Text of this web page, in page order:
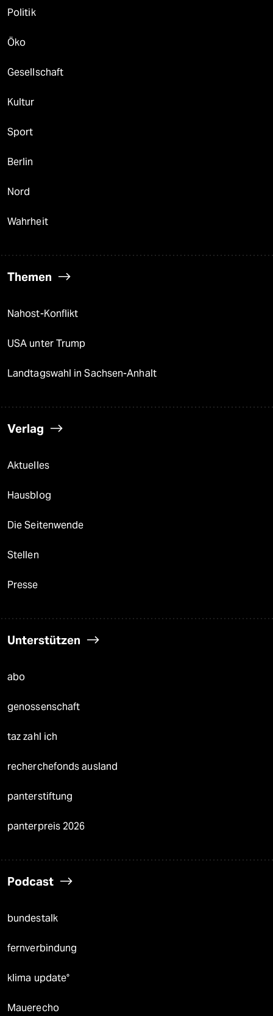
Politik
Öko
Gesellschaft
Kultur
Sport
Berlin
Nord
Wahrheit
Themen
Nahost-Konflikt
USA unter Trump
Landtagswahl in Sachsen-Anhalt
Verlag
Aktuelles
Hausblog
Die Seitenwende
Stellen
Presse
Unterstützen
abo
genossenschaft
taz zahl ich
recherchefonds ausland
panterstiftung
panterpreis 2026
Podcast
bundestalk
fernverbindung
klima update°
Mauerecho